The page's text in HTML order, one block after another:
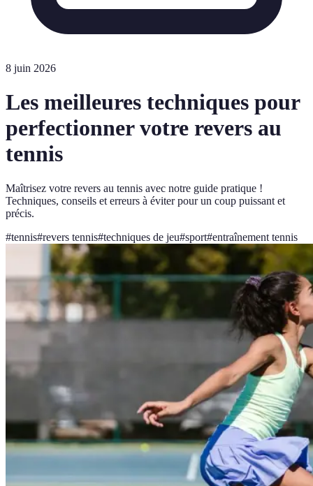
8 juin 2026
Les meilleures techniques pour
perfectionner votre revers au
tennis
Maîtrisez votre revers au tennis avec notre guide pratique !
Techniques, conseils et erreurs à éviter pour un coup puissant et
précis.
#tennis#revers tennis#techniques de jeu#sport#entraînement tennis